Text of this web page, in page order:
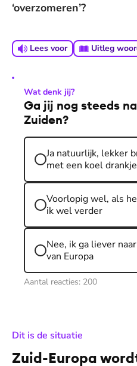
‘overzomeren’?
Lees voor Uitleg
Wat denk jij?
Ga jij nog steeds
Zuiden?
Ja natuurlijk, lekker
met een koel drankje
Voorlopig wel, als
ik wel verder
Nee, ik ga liever
van Europa
Aantal reacties: 200
Dit is de situatie
Zuid-Europa